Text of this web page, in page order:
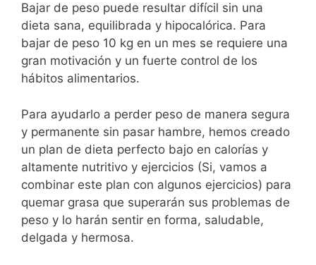
Bajar de peso puede resultar difícil sin una
dieta sana, equilibrada y hipocalórica. Para
bajar de peso 10 kg en un mes se requiere una
gran motivación y un fuerte control de los
hábitos alimentarios.
Para ayudarlo a perder peso de manera segura
y permanente sin pasar hambre, hemos creado
un plan de dieta perfecto bajo en calorías y
altamente nutritivo y ejercicios (Si, vamos a
combinar este plan con algunos ejercicios) para
quemar grasa que superarán sus problemas de
peso y lo harán sentir en forma, saludable,
delgada y hermosa.